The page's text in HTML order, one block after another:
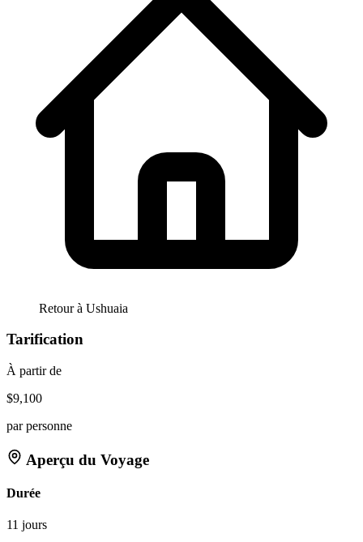
Retour à Ushuaia
Tarification
À partir de
$9,100
par personne
Aperçu du Voyage
Durée
11 jours